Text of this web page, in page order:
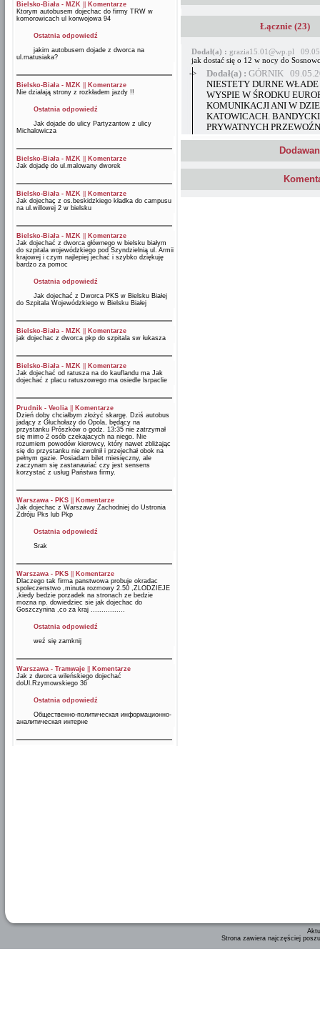
Bielsko-Biała - MZK
Komentarze
Ktorym autobusem dojechac do firmy TRW w
komorowicach ul konwojowa 94
Ostatnia odpowiedź
jakim autobusem dojade z dworca na
ul.matusiaka?
Bielsko-Biała - MZK
Komentarze
Nie działają strony z rozkładem jazdy !!
Ostatnia odpowiedź
Jak dojade do ulicy Partyzantow z ulicy
Michalowicza
Bielsko-Biała - MZK
Komentarze
Jak dojadę do ul.malowany dworek
Bielsko-Biała - MZK
Komentarze
Jak dojechaç z os.beskidzkiego kładka do campusu
na ul.willowej 2 w bielsku
Bielsko-Biała - MZK
Komentarze
Jak dojechać z dworca głównego w bielsku białym
do szpitala wojewódzkiego pod Szyndzielnią ul. Armii
krajowej i czym najlepiej jechać i szybko dziękuję
bardzo za pomoc
Ostatnia odpowiedź
Jak dojechać z Dworca PKS w Bielsku Białej
do Szpitala Wojewódzkiego w Bielsku Białej
Bielsko-Biała - MZK
Komentarze
jak dojechac z dworca pkp do szpitala sw łukasza
Bielsko-Biała - MZK
Komentarze
Jak dojechać od ratusza na do kauflandu ma Jak
dojechać z placu ratuszowego ma osiedle lsrpaclie
Prudnik - Veolia
Komentarze
Dzień doby chciałbym złożyć skargę. Dziś autobus
jadący z Głuchołazy do Opola, będący na
przystanku Prószków o godz. 13:35 nie zatrzymał
się mimo 2 osób czekajacych na niego. Nie
rozumiem powodów kierowcy, który nawet zbliżając
się do przystanku nie zwolnił i przejechał obok na
pełnym gazie. Posiadam bilet miesięczny, ale
zaczynam się zastanawiać czy jest sensens
korzystać z usług Państwa firmy.
Warszawa - PKS
Komentarze
Jak dojechac z Warszawy Zachodniej do Ustronia
Zdróju Pks lub Pkp
Ostatnia odpowiedź
Srak
Warszawa - PKS
Komentarze
Dlaczego tak firma panstwowa probuje okradac
spoleczenstwo ,minuta rozmowy 2.50 ,ZLODZIEJE
,kiedy bedzie porzadek na stronach ze bedzie
mozna np. dowiedziec sie jak dojechac do
Goszczynina ,co za kraj ................
Ostatnia odpowiedź
weź się zamknij
Warszawa - Tramwaje
Komentarze
Jak z dworca wileńskiego dojechać
doUl.Rzymowskiego 36
Ostatnia odpowiedź
Общественно-политическая информационно-
аналитическая интерне
Łącznie (23)
Dodał(a) : grazia15.01@wp.pl
jak dostać się o 12 w nocy do
->
Dodał(a) : GÓRNIK
NIESTETY DURNE
WYSPIE W ŚRODKU
KOMUNIKACJI ANI W
KATOWICACH.
PRYWATNYCH
Strona zawiera najczęściej